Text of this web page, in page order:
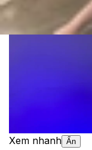
Xem nhanh Ẩn